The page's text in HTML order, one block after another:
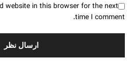
website in this browser for the next
time I comment.